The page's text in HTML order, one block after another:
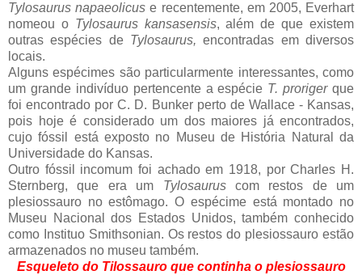
Tylosaurus napaeolicus e recentemente, em 2005, Everhart
nomeou o Tylosaurus kansasensis, além de que existem
outras espécies de Tylosaurus, encontradas em diversos
locais.
Alguns espécimes são particularmente interessantes, como
um grande indivíduo pertencente a espécie T. proriger que
foi encontrado por C. D. Bunker perto de Wallace - Kansas,
pois hoje é considerado um dos maiores já encontrados,
cujo fóssil está exposto no Museu de História Natural da
Universidade do Kansas.
Outro fóssil incomum foi achado em 1918, por Charles H.
Sternberg, que era um Tylosaurus com restos de um
plesiossauro no estômago. O espécime está montado no
Museu Nacional dos Estados Unidos, também conhecido
como Instituo Smithsonian. Os restos do plesiossauro estão
armazenados no museu também.
Esqueleto do Tilossauro que continha o plesiossauro